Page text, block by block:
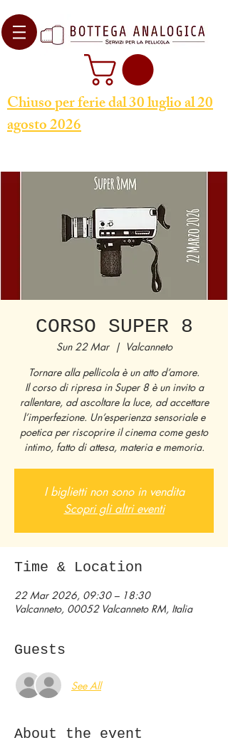
Chiuso per ferie dal 30 luglio al 20
agosto 2026
CORSO SUPER 8
Sun 22 Mar
  |
Valcanneto
Tornare alla pellicola è un atto d’amore.
Il corso di ripresa in Super 8 è un invito a
rallentare, ad ascoltare la luce, ad accettare
l’imperfezione. Un’esperienza sensoriale e
poetica per riscoprire il cinema come gesto
intimo, fatto di attesa, materia e memoria.
I biglietti non sono in vendita
Scopri gli altri eventi
Time & Location
22 Mar 2026, 09:30 – 18:30
Valcanneto, 00052 Valcanneto RM, Italia
Guests
See All
About the event